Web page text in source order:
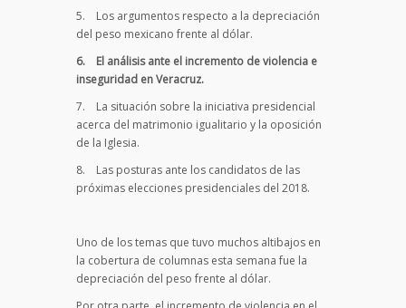
5. Los argumentos respecto a la depreciación
del peso mexicano frente al dólar.
6. El análisis ante el incremento de violencia e
inseguridad en Veracruz.
7. La situación sobre la iniciativa presidencial
acerca del matrimonio igualitario y la oposición
de la Iglesia.
8. Las posturas ante los candidatos de las
próximas elecciones presidenciales del 2018.
Uno de los temas que tuvo muchos altibajos en
la cobertura de columnas esta semana fue la
depreciación del peso frente al dólar.